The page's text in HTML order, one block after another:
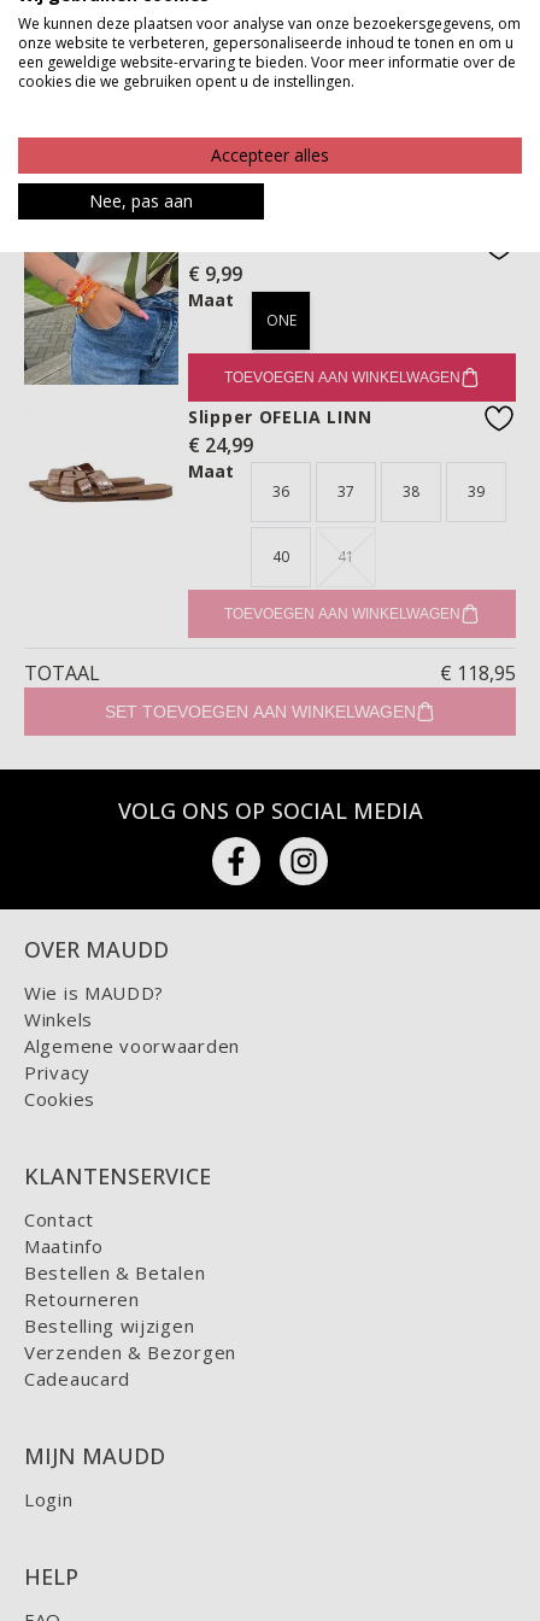
TOEVOEGEN AAN WINKELWAGEN
Tas SOLARA
ONE
€ 9,99
Maat
ONE
TOEVOEGEN AAN WINKELWAGEN
Slipper OFELIA LINN
€ 24,99
Maat
36 37 38 39
40 41
TOEVOEGEN AAN WINKELWAGEN
TOTAAL € 118,95
SET TOEVOEGEN AAN WINKELWAGEN
VOLG ONS OP SOCIAL MEDIA
OVER MAUDD
Wie is MAUDD?
Winkels
Algemene voorwaarden
Privacy
Cookies
KLANTENSERVICE
Contact
Maatinfo
Bestellen & Betalen
Retourneren
Bestelling wijzigen
Verzenden & Bezorgen
Cadeaucard
MIJN MAUDD
Login
HELP
We kunnen deze plaatsen voor analyse van onze bezoekersgegevens, om
onze website te verbeteren, gepersonaliseerde inhoud te tonen en om u
een geweldige website-ervaring te bieden. Voor meer informatie over de
cookies die we gebruiken opent u de instellingen.
Accepteer alles
Nee, pas aan